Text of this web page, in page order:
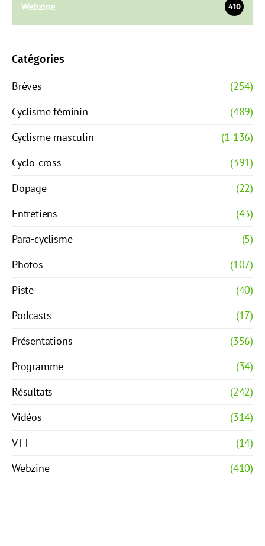
Webzine 410
Catégories
Brèves
(254)
Cyclisme féminin
(489)
Cyclisme masculin
(1 136)
Cyclo-cross
(391)
Dopage
(22)
Entretiens
(43)
Para-cyclisme
(5)
Photos
(107)
Piste
(40)
Podcasts
(17)
Présentations
(356)
Programme
(34)
Résultats
(242)
Vidéos
(314)
VTT
(14)
Webzine
(410)